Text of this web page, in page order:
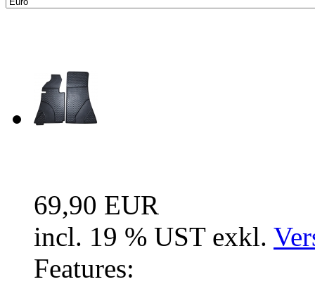
69,90 EUR
incl. 19 % UST exkl.
Features: